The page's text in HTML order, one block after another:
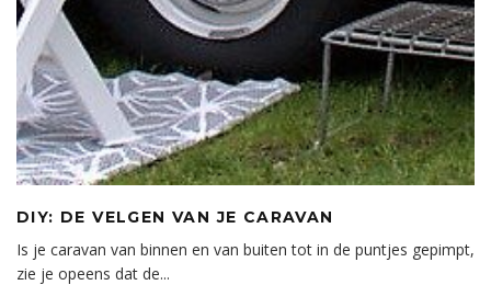
DIY: DE VELGEN VAN JE CARAVAN
Is je caravan van binnen en van buiten tot in de puntjes gepimpt,
zie je opeens dat de...